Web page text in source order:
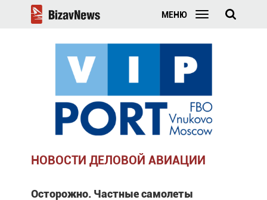
МЕНЮ
НОВОСТИ ДЕЛОВОЙ АВИАЦИИ
Осторожно. Частные самолеты